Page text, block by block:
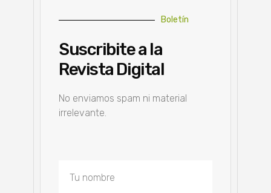
Boletín
Suscribite a la
Revista Digital
No enviamos spam ni material
irrelevante.